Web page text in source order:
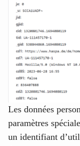
Les données
paramètres
un identifiant